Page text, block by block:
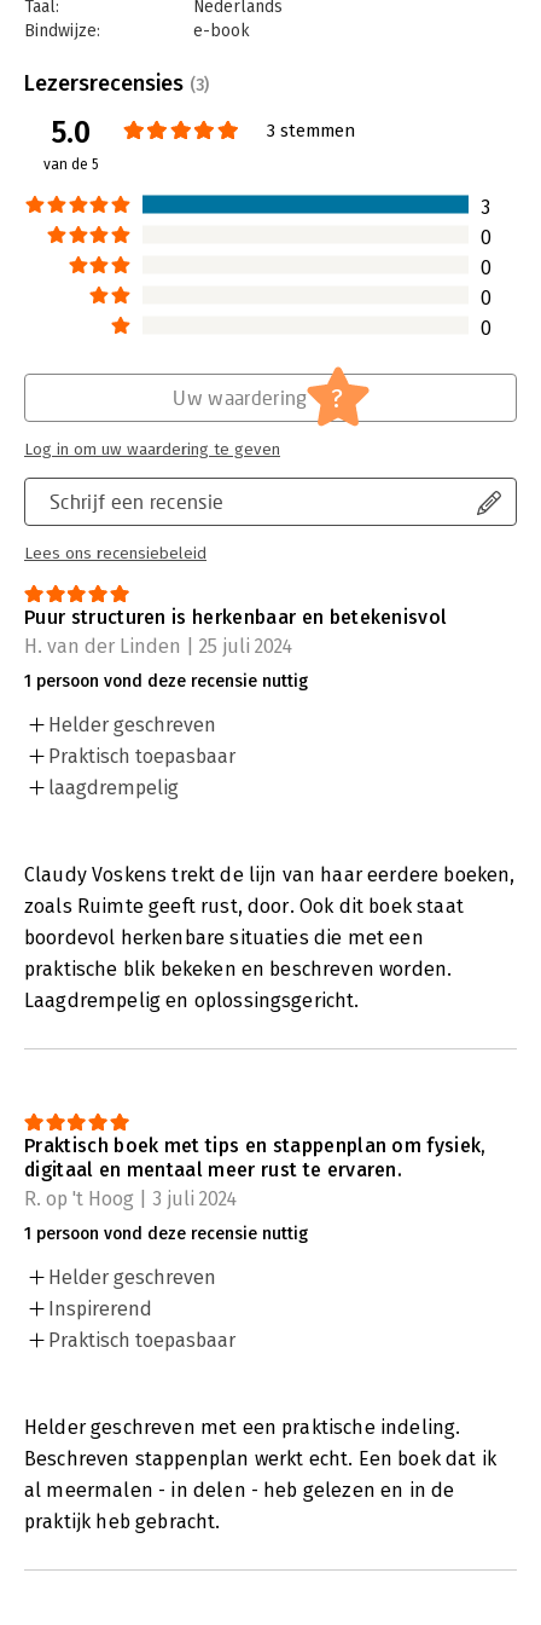
Taal:
Nederlands
Bindwijze:
e-book
Bestandsformaat:
epub
Uitgever:
Auteurscollege
Verschijningsdatum:
Hoofdrubriek:
Lezersrecensies (3)
5.0
van de 5
3 stemmen
3
0
0
0
0
Schrijf een recensie
Lees ons recensiebeleid
Uw waardering ?
Log in om uw waardering te geven
Puur structuren is herkenbaar en betekenisvol
H. van der Linden | 25 juli 2024
1 persoon vond deze recensie nuttig
Helder geschreven
Praktisch toepasbaar
laagdrempelig
Claudy Voskens trekt de lijn van haar eerdere boeken,
zoals Ruimte geeft rust, door. Ook dit boek staat
boordevol herkenbare situaties die met een
praktische blik bekeken en beschreven worden.
Laagdrempelig en oplossingsgericht.
Praktisch boek met tips en stappenplan om fysiek,
digitaal en mentaal meer rust te ervaren.
R. op 't Hoog | 3 juli 2024
1 persoon vond deze recensie nuttig
Helder geschreven
Inspirerend
Praktisch toepasbaar
Helder geschreven met een praktische indeling.
Beschreven stappenplan werkt echt. Een boek dat ik
al meermalen - in delen - heb gelezen en in de
praktijk heb gebracht.